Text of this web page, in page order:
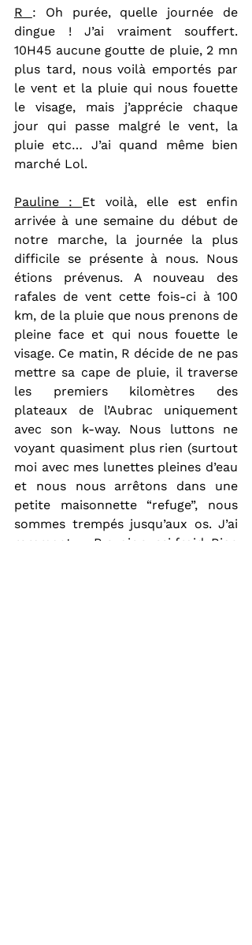
R : Oh purée, quelle journée de
dingue ! J’ai vraiment souffert.
10H45 aucune goutte de pluie, 2 mn
plus tard, nous voilà emportés par
le vent et la pluie qui nous fouette
le visage, mais j’apprécie chaque
jour qui passe malgré le vent, la
pluie etc… J’ai quand même bien
marché Lol.
Pauline : Et voilà, elle est enfin
arrivée à une semaine du début de
notre marche, la journée la plus
difficile se présente à nous. Nous
étions prévenus. A nouveau des
rafales de vent cette fois-ci à 100
km, de la pluie que nous prenons de
pleine face et qui nous fouette le
visage. Ce matin, R décide de ne pas
mettre sa cape de pluie, il traverse
les premiers kilomètres des
plateaux de l’Aubrac uniquement
avec son k-way. Nous luttons ne
voyant quasiment plus rien (surtout
moi avec mes lunettes pleines d’eau
et nous nous arrêtons dans une
petite maisonnette “refuge”, nous
sommes trempés jusqu’aux os. J’ai
rarement vu R avoir aussi froid. Rien